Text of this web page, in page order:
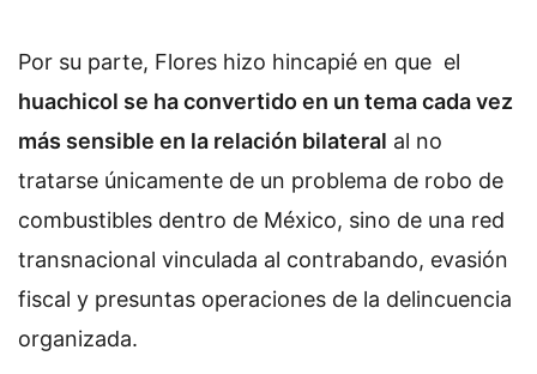
Por su parte, Flores hizo hincapié en que el
huachicol se ha convertido en un tema cada vez
más sensible en la relación bilateral al no
tratarse únicamente de un problema de robo de
combustibles dentro de México, sino de una red
transnacional vinculada al contrabando, evasión
fiscal y presuntas operaciones de la delincuencia
organizada.